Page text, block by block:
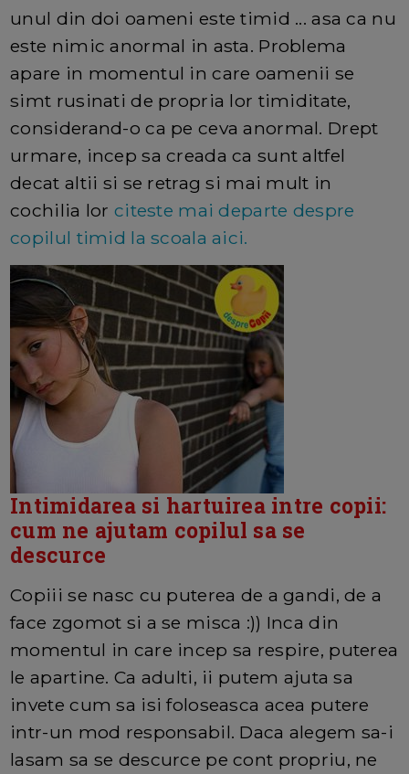
unul din doi oameni este timid ... asa ca nu
este nimic anormal in asta. Problema
apare in momentul in care oamenii se
simt rusinati de propria lor timiditate,
considerand-o ca pe ceva anormal. Drept
urmare, incep sa creada ca sunt altfel
decat altii si se retrag si mai mult in
cochilia lor citeste mai departe despre
copilul timid la scoala aici.
Intimidarea si hartuirea intre copii:
cum ne ajutam copilul sa se
descurce
Copiii se nasc cu puterea de a gandi, de a
face zgomot si a se misca :)) Inca din
momentul in care incep sa respire, puterea
le apartine. Ca adulti, ii putem ajuta sa
invete cum sa isi foloseasca acea putere
intr-un mod responsabil. Daca alegem sa-i
lasam sa se descurce pe cont propriu, ne